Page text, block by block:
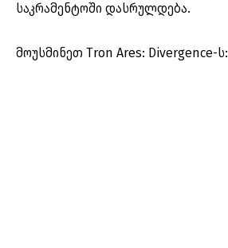
საკრამენტოში დასრულდება.
მოუსმინეთ Tron Ares: Divergence-ს: